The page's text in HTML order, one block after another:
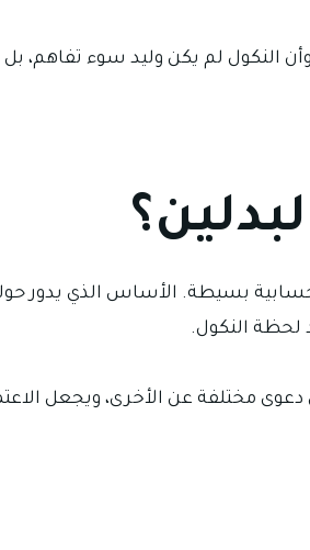
النكول لم يكن وليد سوء تفاهم، بل
حسابية بسيطة. الأساس الذي يدور
لحظة النكول.
مختلفة عن الأخرى، ويجعل